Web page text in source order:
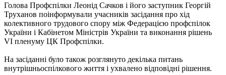
Голова Профспілки Леонід Сачков і його заступник Георгій
Труханов поінформували учасників засідання про хід
колективного трудового спору між Федерацією профспілок
України і Кабінетом Міністрів України та виконання рішень
VI пленуму ЦК Профспілки.
На засіданні було також розглянуто декілька питань
внутрішньоспілкового життя і ухвалено відповідні рішення.